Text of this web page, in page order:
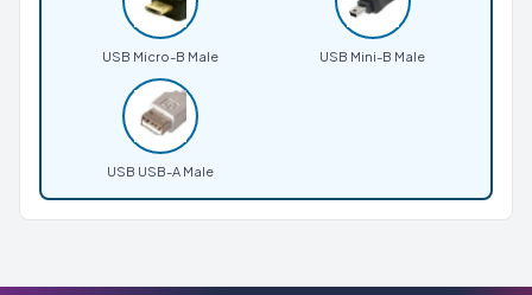
USB Micro-B Male USB Mini-B Male
USB USB-A Male